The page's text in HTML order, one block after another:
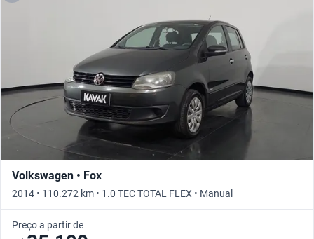
Volkswagen • Fox
2014 • 110.272 km • 1.0 TEC TOTAL FLEX • Manual
Preço a partir de